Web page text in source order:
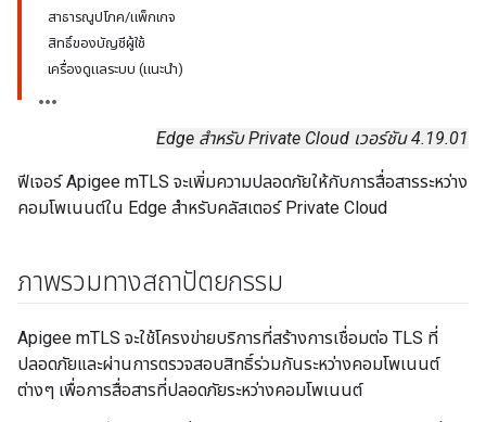
สาธารณูปโภค/แพ็กเกจ
สิทธิ์ของบัญชีผู้ใช้
เครื่องดูแลระบบ (แนะนำ)
Edge สำหรับ Private Cloud เวอร์ชัน 4.19.01
ฟีเจอร์ Apigee mTLS จะเพิ่มความปลอดภัยให้กับการสื่อสารระหว่าง
คอมโพเนนต์ใน Edge สำหรับคลัสเตอร์ Private Cloud
ภาพรวมทางสถาปัตยกรรม
Apigee mTLS จะใช้โครงข่ายบริการที่สร้างการเชื่อมต่อ TLS ที่
ปลอดภัยและผ่านการตรวจสอบสิทธิ์ร่วมกันระหว่างคอมโพเนนต์
ต่างๆ เพื่อการสื่อสารที่ปลอดภัยระหว่างคอมโพเนนต์